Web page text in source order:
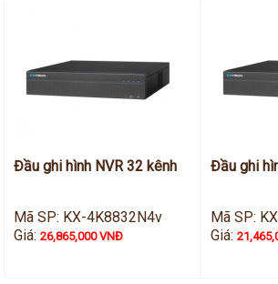
Đầu ghi hình NVR 32 kênh
Mã SP: KX-4K8832N4v
Giá:26,865,000 VNĐ
Đầu ghi
Mã SP:
Giá: